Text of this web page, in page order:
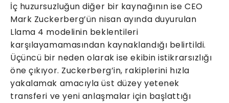
İç huzursuzluğun diğer bir kaynağının ise CEO
Mark Zuckerberg’ün nisan ayında duyurulan
Llama 4 modelinin beklentileri
karşılayamamasından kaynaklandığı belirtildi.
Üçüncü bir neden olarak ise ekibin istikrarsızlığı
öne çıkıyor. Zuckerberg’in, rakiplerini hızla
yakalamak amacıyla üst düzey yetenek
transferi ve yeni anlaşmalar için başlattığı